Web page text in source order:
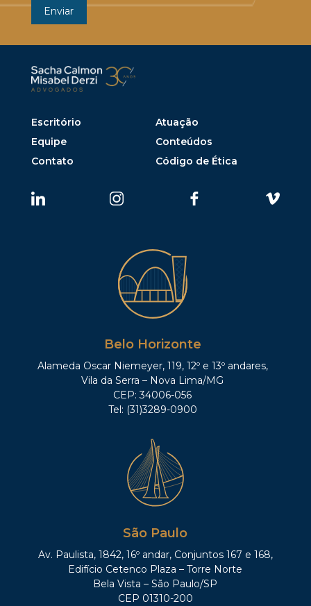
Escritório
Atuação
Equipe
Conteúdos
Contato
Código de Ética
Belo Horizonte
Alameda Oscar Niemeyer, 119, 12º e 13º andares,
Vila da Serra – Nova Lima/MG
CEP: 34006-056
Tel: (31)3289-0900
São Paulo
Av. Paulista, 1842, 16º andar, Conjuntos 167 e 168,
Edifício Cetenco Plaza – Torre Norte
Bela Vista – São Paulo/SP
CEP 01310-200